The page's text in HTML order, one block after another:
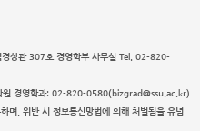
상관 307호 경영학부 사무실 Tel. 02-820-
원 경영학과: 02-820-0580(bizgrad@ssu.ac.kr)
며, 위반 시 정보통신망법에 의해 처벌됨을 유념